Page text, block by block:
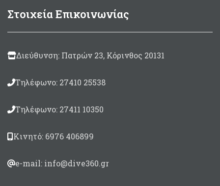
Στοιχεία Επικοινωνίας
Διεύθυνση: Πατρών 23, Κόρινθος 20131
Τηλέφωνο: 27410 25538
Τηλέφωνο: 27411 10350
Κινητό: 6976 406899
e-mail: info@dive360.gr